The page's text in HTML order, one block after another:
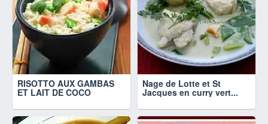
RISOTTO AUX GAMBAS
ET LAIT DE COCO
Nage de Lotte et St
Jacques en curry vert...